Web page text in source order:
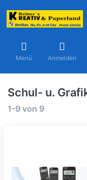
Menü Anmelden
Schul- u.
1-9 von 9